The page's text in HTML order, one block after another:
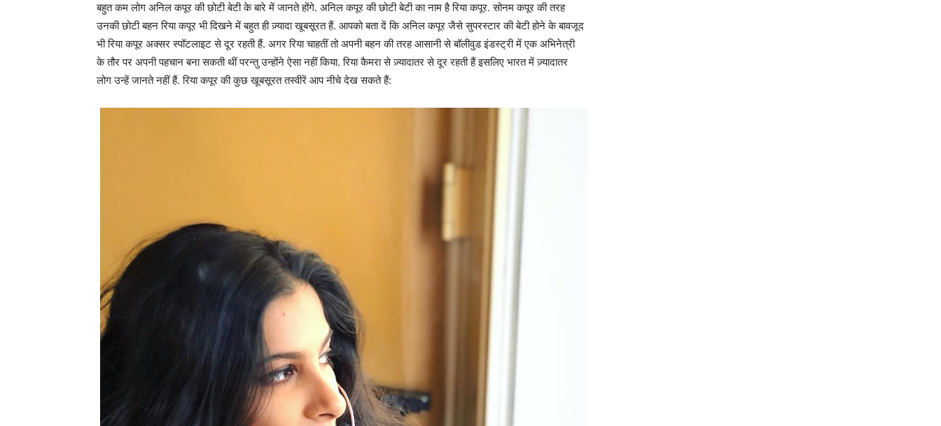
बहुत कम लोग अनिल कपूर की छोटी बेटी के बारे में जानते होंगे. अनिल कपूर की छोटी बेटी का नाम है रिया कपूर. सोनम कपूर की तरह
उनकी छोटी बहन रिया कपूर भी दिखने में बहुत ही ज़्यादा खूबसूरत हैं. आपको बता दें कि अनिल कपूर जैसे सुपरस्टार की बेटी होने के बावजूद
भी रिया कपूर अक्सर स्पॉटलाइट से दूर रहती हैं. अगर रिया चाहतीं तो अपनी बहन की तरह आसानी से बॉलीवुड इंडस्ट्री में एक अभिनेत्री
के तौर पर अपनी पहचान बना सकती थीं परन्तु उन्होंने ऐसा नहीं किया. रिया कैमरा से ज़्यादातर से दूर रहती हैं इसलिए भारत में ज़्यादातर
लोग उन्हें जानते नहीं हैं. रिया कपूर की कुछ खूबसूरत तस्वीरें आप नीचे देख सकते हैं: